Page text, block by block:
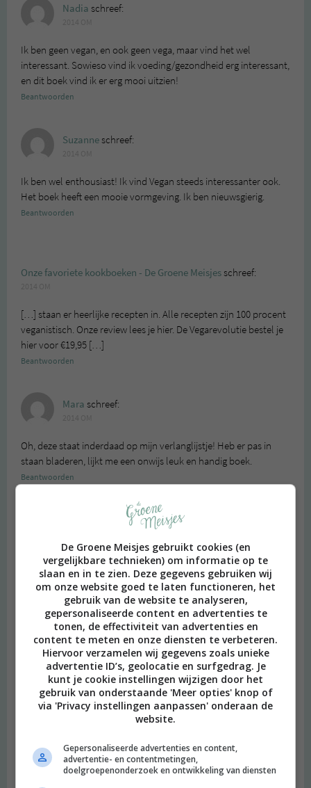
Nadia schreef:
Ik ben geen vegan, en ook geen vega, maar vind het wel
interessant. Sowieso vind ik voeding/gezondheid erg interessant,
en dit boek vind ik er erg mooi uitzien!
Beantwoorden
Suzanneschreef:
Ik ben wel enthousiast! Ik vind Vegan steeds interessanter ook.
Het boek heeft een mooie vormgeving. Ik ben nieuwsgierig.
Beantwoorden
Onze favoriete kookboeken - De Groene Meisjesschreef:
[…] staan er heerlijke recepten in. Alle recepten zijn 100 procent
veganistisch. Onze review lees je hier. De Vegarevolutie bestel je
hier voor €19,95 […]
Beantwoorden
Mara schreef:
Oh, deze staat inderdaad op mijn verlanglijstje! Heb er pas in
staan bladeren, lijkt me een onwijs leuk en handig boek.
Beantwoorden
gezondenarmestudentschreef:
2014 OM
[…] ander boek wat ik mee had was De vegarevolutie. Een boek
die ik in een blog van de Groene Meisjes zag. Het is niet alleen
een kookboek, maar een gids voor als je veganistisch wil leven.
Het wekte […]
Beantwoorden
Hoe maak ik mijn familie duidelijk dat ik vega(n) wil eten? | De
schreef:
[…] als je vegan gaat eten) te vervangen. Een goed boek dat we
aan alle jonge mensen zouden aanraden is de Vegarevolutie. Dit
boek zet alle feiten op een rij en er staan ook nog eens heerlijke
De Groene Meisjes gebruikt cookies (en
vergelijkbare technieken) om informatie op te
slaan en in te zien. Deze gegevens gebruiken wij
om onze website goed te laten functioneren, het
gebruik van de website te analyseren,
gepersonaliseerde content en advertenties te
tonen, de effectiviteit van advertenties en
content te meten en onze diensten te verbeteren.
Hiervoor verzamelen wij gegevens zoals unieke
advertentie ID’s, geolocatie en surfgedrag. Je
kunt je cookie instellingen wijzigen door het
gebruik van onderstaande 'Meer opties' knop of
via 'Privacy instellingen aanpassen' onderaan de
website.
Gepersonaliseerde advertenties en content,
advertentie- en contentmetingen,
doelgroepenonderzoek en ontwikkeling van diensten